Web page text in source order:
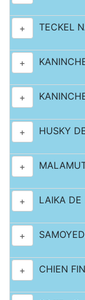
+ TECKEL
+
+
+ HUSKY
+
+ LAIKA
+
+ CHIEN